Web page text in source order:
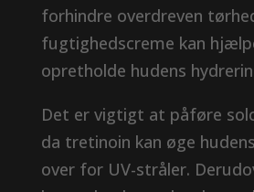
forhindre overdreven
fugtighedscreme kan
opretholde hudens
Det er vigtigt at påføre
da tretinoin kan øge
over for UV-stråler.